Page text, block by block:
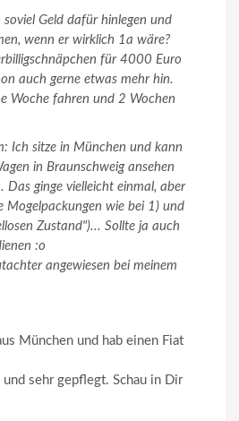
Geld dafür hinlegen und
wenn er wirklich 1a wäre?
für 4000 Euro
auch gerne etwas mehr hin.
Woche fahren und 2 Wochen
Ich sitze in München und kann
in Braunschweig ansehen
ginge vielleicht einmal, aber
Mogelpackungen wie bei 1) und
Zustand")... Sollte ja auch
:o
angewiesen bei meinem
München und hab einen Fiat
sehr gepflegt. Schau in Dir